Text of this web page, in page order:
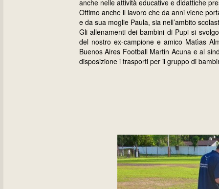
anche nelle attività educative e didattiche
Ottimo anche il lavoro che da anni viene
e da sua moglie Paula, sia nell’ambito
Gli allenamenti dei bambini di Pupi si
del nostro ex-campione e amico Matìas
Buenos Aires Football Martin Acuna e al
disposizione i trasporti per il gruppo di